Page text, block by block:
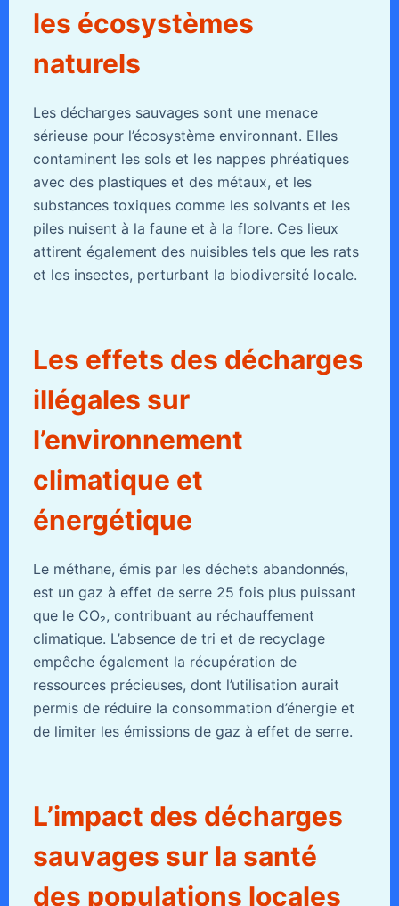
les écosystèmes
naturels
Les décharges sauvages sont une menace
sérieuse pour l’écosystème environnant. Elles
contaminent les sols et les nappes phréatiques
avec des plastiques et des métaux, et les
substances toxiques comme les solvants et les
piles nuisent à la faune et à la flore. Ces lieux
attirent également des nuisibles tels que les rats
et les insectes, perturbant la biodiversité locale.
Les effets des décharges
illégales sur
l’environnement
climatique et
énergétique
Le méthane, émis par les déchets abandonnés,
est un gaz à effet de serre 25 fois plus puissant
que le CO₂, contribuant au réchauffement
climatique. L’absence de tri et de recyclage
empêche également la récupération de
ressources précieuses, dont l’utilisation aurait
permis de réduire la consommation d’énergie et
de limiter les émissions de gaz à effet de serre.
L’impact des décharges
sauvages sur la santé
des populations locales